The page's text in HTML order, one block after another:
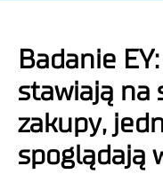
Badanie
stawiają na
zakupy,
spoglądają